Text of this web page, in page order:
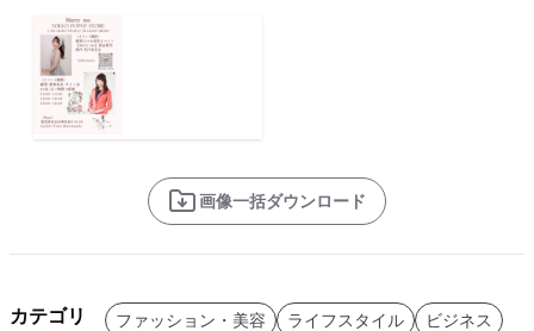
画像一括ダウンロード
カテゴリ ファッション・美容 ライフスタイル ビジネス